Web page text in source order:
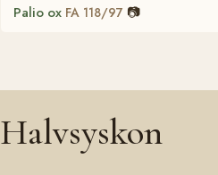
Palio ox FA 118/97 📷
Halvsyskon